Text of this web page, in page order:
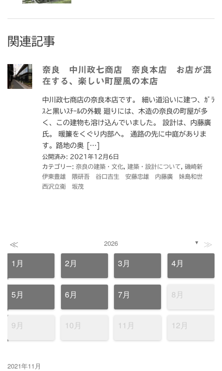
関連記事
奈良 中川政七商店 奈良本店 お店が混
在する、楽しい町屋風の本店
中川政七商店の奈良本店です。 細い道沿いに建つ、ｶﾞﾗ
ｽと黒いｽﾁｰﾙの外観 廻りには、木造の奈良の町屋が多
く、この建物も溶け込んでいました。 設計は、内藤廣
氏。 暖簾をくぐり内部へ。 通路の先に中庭がありま
す。路地の奥 […]
公開済み: 2021年12月6日
カテゴリー: 奈良の建築・文化 建築・設計について
磯崎新
伊東豊雄 隈研吾 谷口吉生 安藤忠雄 内藤廣 妹島和世
西沢立衛 坂茂
≪ 2026 ▼ ≫
1月 2月 3月 4月
5月 6月 7月 8月
9月 10月 11月 12月
2021年11月